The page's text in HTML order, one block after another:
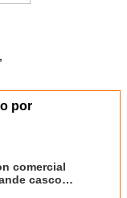
,
por
comercial
casco